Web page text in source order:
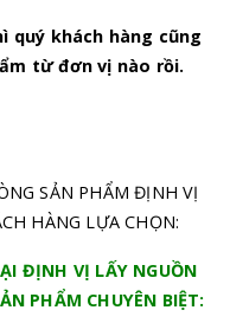
quý khách hàng cũng
từ đơn vị nào rồi.
SẢN PHẨM ĐỊNH VỊ
HÀNG LỰA CHỌN:
ĐỊNH VỊ LẤY NGUỒN
PHẨM CHUYÊN BIỆT: